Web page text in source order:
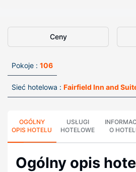
Ceny
Pokoje : 106
Sieć hotelowa : Fairfield Inn and
OGÓLNY
OPIS HOTELU
USŁUGI
HOTELOWE
O
Ogólny opis